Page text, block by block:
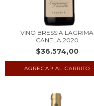
VINO BRESSIA LAGRIMA
CANELA 2020
$36.574,00